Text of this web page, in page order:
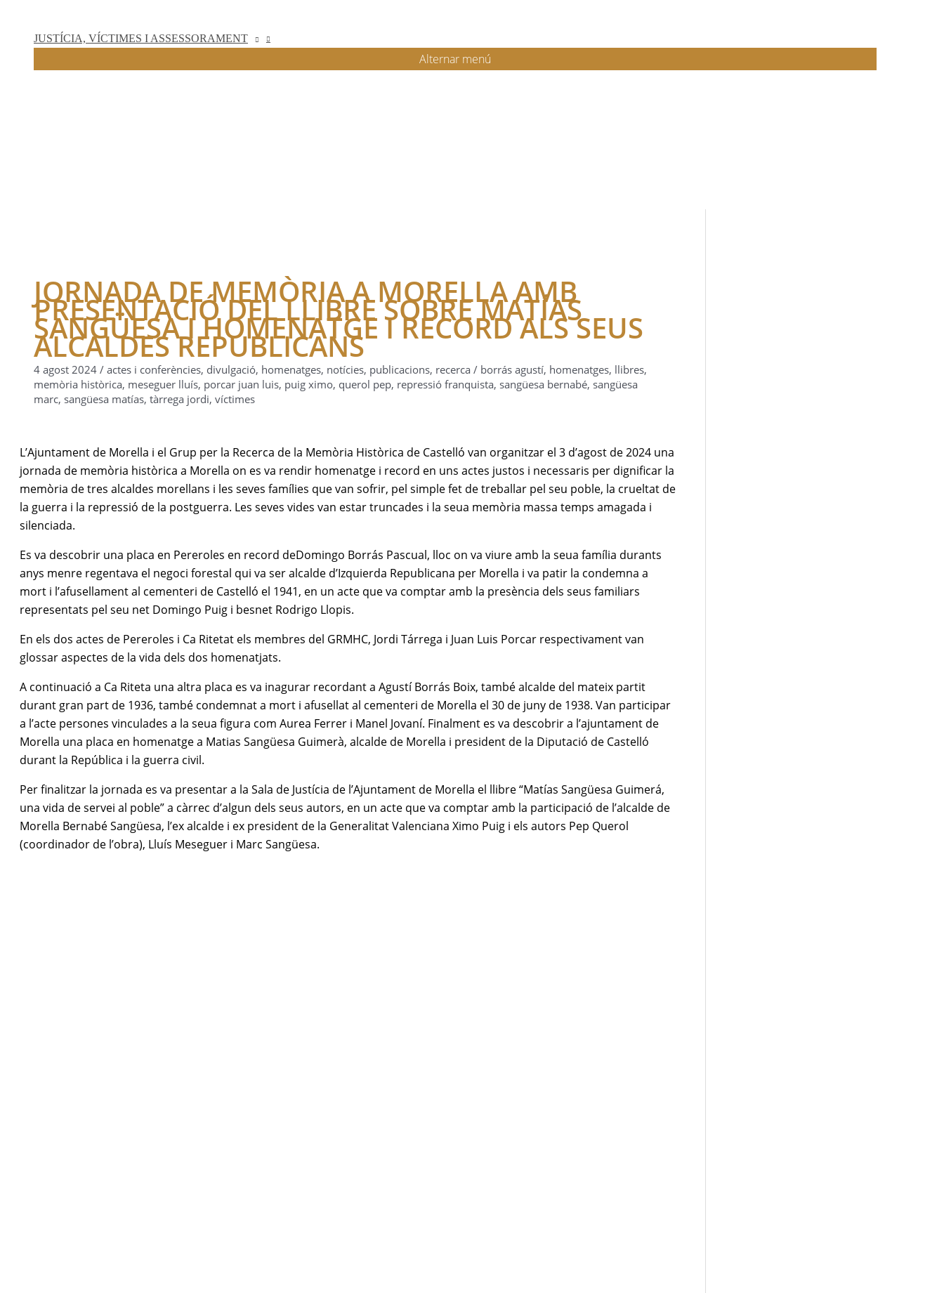
JUSTÍCIA, VÍCTIMES I ASSESSORAMENT
Alternar menú
JORNADA DE MEMÒRIA A MORELLA AMB
PRESENTACIÓ DEL LLIBRE SOBRE MATÍAS
SANGÜESA I HOMENATGE I RECORD ALS SEUS
ALCALDES REPUBLICANS
4 agost 2024 / actes i conferències, divulgació, homenatges, notícies, publicacions, recerca / borrás agustí, homenatges, llibres,
memòria històrica, meseguer lluís, porcar juan luis, puig ximo, querol pep, repressió franquista, sangüesa bernabé, sangüesa
marc, sangüesa matías, tàrrega jordi, víctimes
L’Ajuntament de Morella i el Grup per la Recerca de la Memòria Històrica de Castelló van organitzar el 3 d’agost de 2024 una
jornada de memòria històrica a Morella on es va rendir homenatge i record en uns actes justos i necessaris per dignificar la
memòria de tres alcaldes morellans i les seves famílies que van sofrir, pel simple fet de treballar pel seu poble, la crueltat de
la guerra i la repressió de la postguerra. Les seves vides van estar truncades i la seua memòria massa temps amagada i
silenciada.
Es va descobrir una placa en Pereroles en record deDomingo Borrás Pascual, lloc on va viure amb la seua família durants
anys menre regentava el negoci forestal qui va ser alcalde d’Izquierda Republicana per Morella i va patir la condemna a
mort i l’afusellament al cementeri de Castelló el 1941, en un acte que va comptar amb la presència dels seus familiars
representats pel seu net Domingo Puig i besnet Rodrigo Llopis.
En els dos actes de Pereroles i Ca Ritetat els membres del GRMHC, Jordi Tárrega i Juan Luis Porcar respectivament van
glossar aspectes de la vida dels dos homenatjats.
A continuació a Ca Riteta una altra placa es va inagurar recordant a Agustí Borrás Boix, també alcalde del mateix partit
durant gran part de 1936, també condemnat a mort i afusellat al cementeri de Morella el 30 de juny de 1938. Van participar
a l’acte persones vinculades a la seua figura com Aurea Ferrer i Manel Jovaní. Finalment es va descobrir a l’ajuntament de
Morella una placa en homenatge a Matias Sangüesa Guimerà, alcalde de Morella i president de la Diputació de Castelló
durant la República i la guerra civil.
Per finalitzar la jornada es va presentar a la Sala de Justícia de l’Ajuntament de Morella el llibre “Matías Sangüesa Guimerá,
una vida de servei al poble” a càrrec d’algun dels seus autors, en un acte que va comptar amb la participació de l’alcalde de
Morella Bernabé Sangüesa, l’ex alcalde i ex president de la Generalitat Valenciana Ximo Puig i els autors Pep Querol
(coordinador de l’obra), Lluís Meseguer i Marc Sangüesa.